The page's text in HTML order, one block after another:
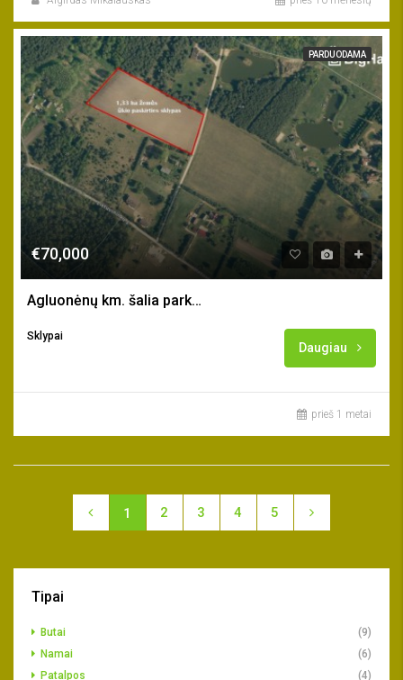
PARDUODAMA
€70,000
Agluonėnų km. šalia parko parduodamas 1,33 ha žemės sklypas
Sklypai
Daugiau
prieš 1 metai
1 2 3 4 5
Tipai
Butai
(9)
Namai
(6)
Patalpos
(4)